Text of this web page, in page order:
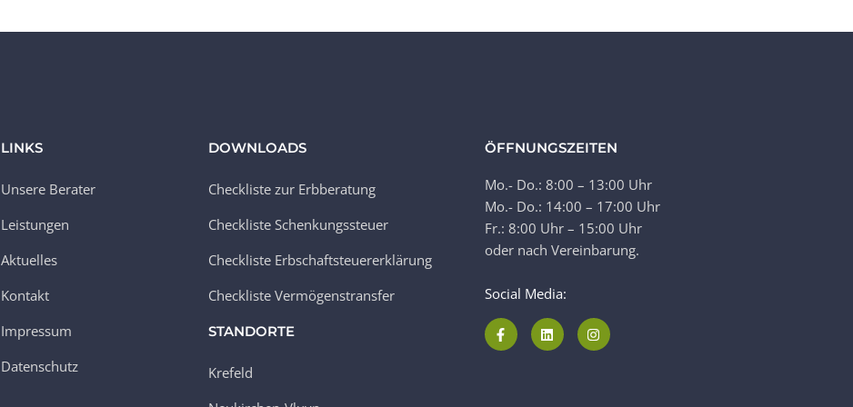
LINKS
Unsere Berater
Leistungen
Aktuelles
Kontakt
Impressum
Datenschutz
DOWNLOADS
Checkliste zur Erbberatung
Checkliste Schenkungssteuer
Checkliste Erbschaftsteuererklärung
Checkliste Vermögenstransfer
STANDORTE
Krefeld
ÖFFNUNGSZEITEN
Mo.- Do.: 8:00 – 13:00 Uhr
Mo.- Do.: 14:00 – 17:00 Uhr
Fr.: 8:00 Uhr – 15:00 Uhr
oder nach Vereinbarung.
Social Media: